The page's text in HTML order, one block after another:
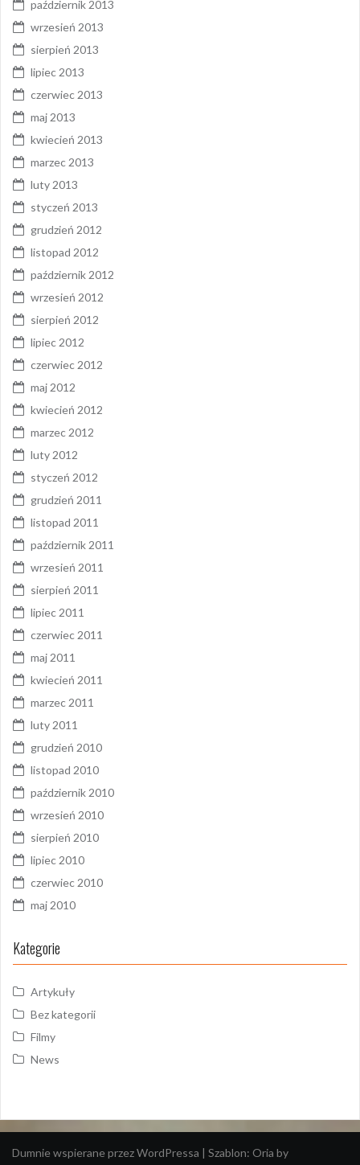
październik 2013
wrzesień 2013
sierpień 2013
lipiec 2013
czerwiec 2013
maj 2013
kwiecień 2013
marzec 2013
luty 2013
styczeń 2013
grudzień 2012
listopad 2012
październik 2012
wrzesień 2012
sierpień 2012
lipiec 2012
czerwiec 2012
maj 2012
kwiecień 2012
marzec 2012
luty 2012
styczeń 2012
grudzień 2011
listopad 2011
październik 2011
wrzesień 2011
sierpień 2011
lipiec 2011
czerwiec 2011
maj 2011
kwiecień 2011
marzec 2011
luty 2011
grudzień 2010
listopad 2010
październik 2010
wrzesień 2010
sierpień 2010
lipiec 2010
czerwiec 2010
maj 2010
Kategorie
Artykuły
Bez kategorii
Filmy
News
Dumnie wspierane przez WordPressa | Szablon: Oria by